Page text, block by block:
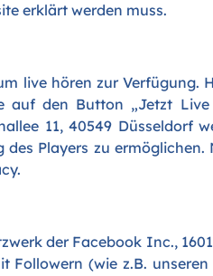
erklärt werden muss.
live hören zur Verfügung.
auf den Button „Jetzt
11, 40549
des Players zu
.
der Facebook Inc.,
(wie z.B.